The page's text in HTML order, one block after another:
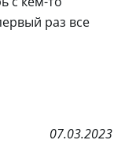
раз все
07.03.2023